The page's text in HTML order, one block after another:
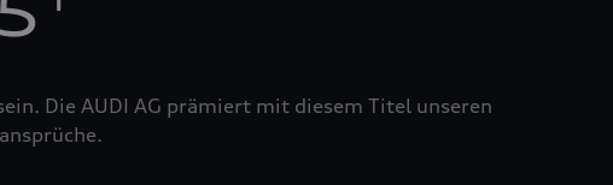
Die AUDI AG prämiert mit diesem Titel unseren